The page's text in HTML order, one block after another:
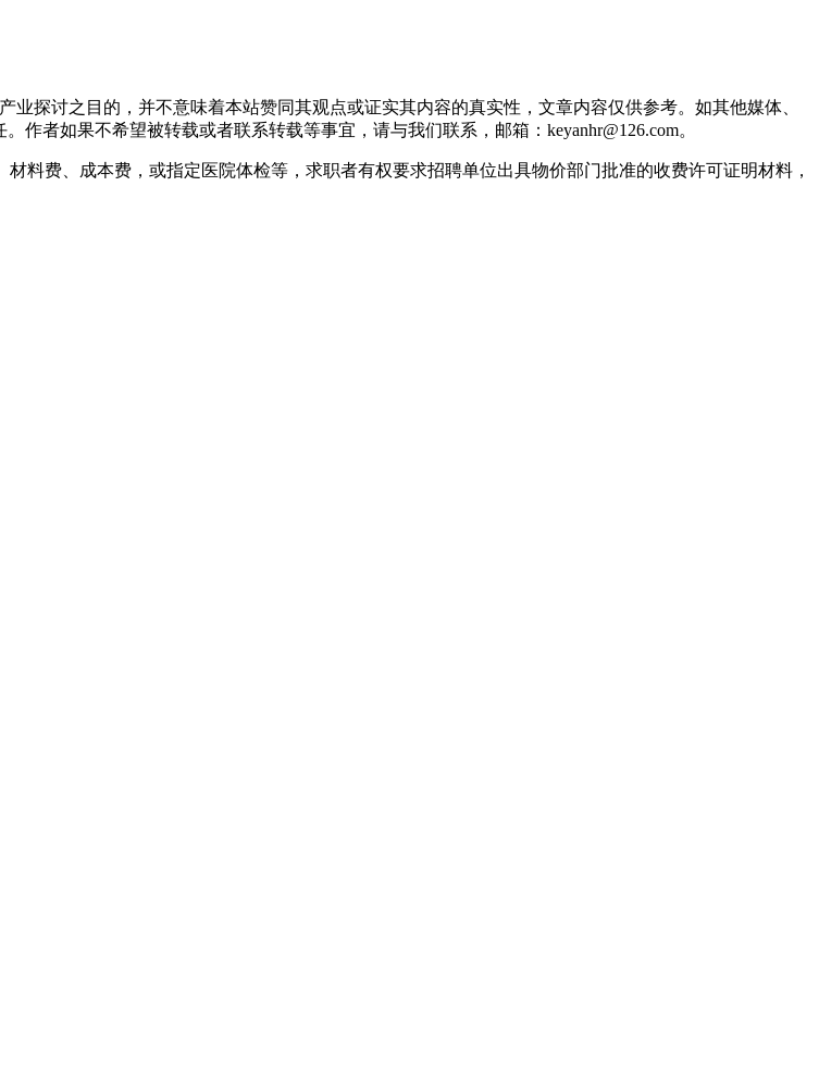
探讨之目的，并不意味着本站赞同其观点或证实其内容的真实性，文章内容仅供参考。如其他媒体、
者如果不希望被转载或者联系转载等事宜，请与我们联系，邮箱：keyanhr@126.com。
料费、成本费，或指定医院体检等，求职者有权要求招聘单位出具物价部门批准的收费许可证明材料，